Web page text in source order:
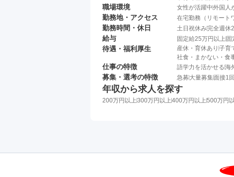
職場環境 女性が活躍中外国人
勤務地・アクセス 在宅勤務（リモート
勤務時間・休日 土日祝休み完全週休
給与 固定給25万円以上 固
待遇・福利厚生 産休・育休あり 子育
社食・まかない・食
仕事の特徴 語学力を活かせる海
募集・選考の特徴 急募 大量募集面接1回
年収から求人を探す
200万円以上300万円以上400万円以上500万円